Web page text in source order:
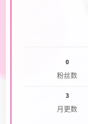
0
粉丝数
3
月更数